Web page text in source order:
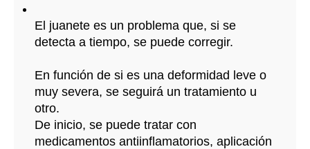
El juanete es un problema que, si se
detecta a tiempo, se puede corregir.
En función de si es una deformidad leve o
muy severa, se seguirá un tratamiento u
otro.
De inicio, se puede tratar con
medicamentos antiinflamatorios, aplicación